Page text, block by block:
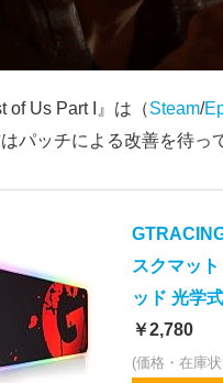
of Us Part I』は（Steam/
パッチによる改善を待っ
スクマッ
ッド 光学
￥2,780
(価格・在庫